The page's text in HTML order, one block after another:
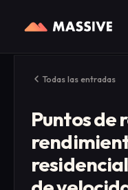
Todas las entradas
Puntos de